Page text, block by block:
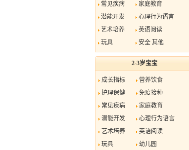
常见疾病
家庭教育
潜能开发
心理行为语言
艺术培养
英语阅读
玩具
安全 其他
2-3岁宝宝
成长指标
营养饮食
护理保健
免疫接种
常见疾病
家庭教育
潜能开发
心理行为语言
艺术培养
英语阅读
玩具
幼儿园